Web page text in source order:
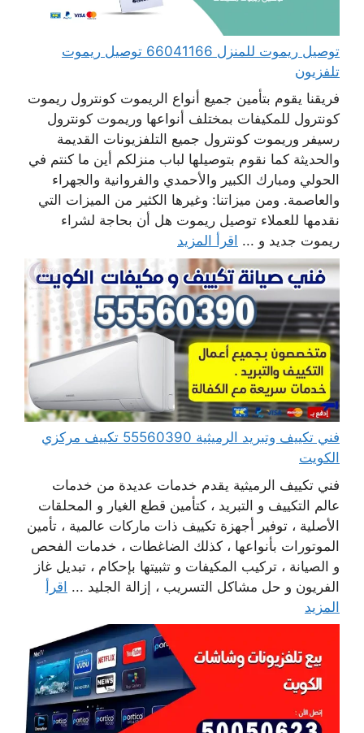
توصيل ريموت للمنزل 66041166 توصيل ريموت
تلفزيون
فريقنا يقوم بتأمين جميع أنواع الريموت كونترول ريموت
كونترول للمكيفات بمختلف أنواعها وريموت كونترول
رسيفر وريموت كونترول جميع التلفزيونات القديمة
والحديثة كما نقوم بتوصيلها لباب منزلكم أين ما كنتم في
الحولي ومبارك الكبير والأحمدي والفروانية والجهراء
والعاصمة. ومن ميزاتنا: وغيرها الكثير من الميزات التي
نقدمها للعملاء توصيل ريموت هل أن بحاجة لشراء
ريموت جديد و ... اقرأ المزيد
فني تكييف وتبريد الرميثية 55560390 تكييف مركزي
الكويت
فني تكييف الرميثية يقدم خدمات عديدة من خدمات
عالم التكييف و التبريد ، كتأمين قطع الغيار و المحلقات
الأصلية ، توفير أجهزة تكييف ذات ماركات عالمية ، تأمين
الموتورات بأنواعها ، كذلك الضاغطات ، خدمات الفحص
و الصيانة ، تركيب المكيفات و تثبيتها بإحكام ، تبديل غاز
الفريون و حل مشاكل التسريب ، إزالة الجليد ... اقرأ
المزيد